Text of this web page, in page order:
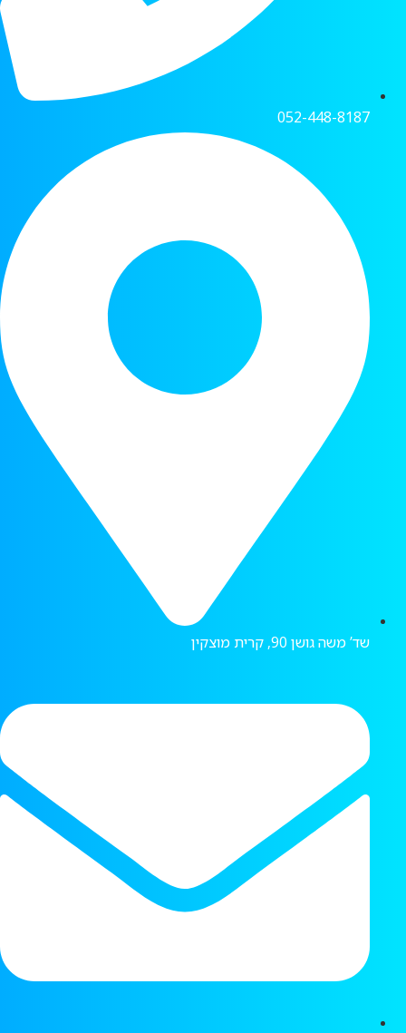
052-448-8187
שד’ משה גושן 90, קרית מוצקין